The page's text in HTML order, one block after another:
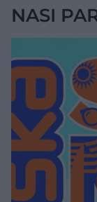
NASI